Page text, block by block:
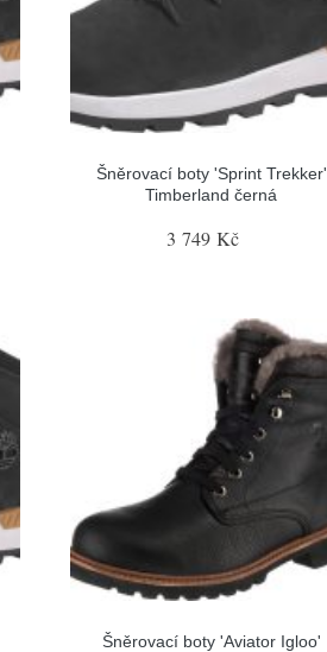
Šněrovací boty 'Sprint Trekker'
Timberland černá
3 749 Kč
Šněrovací boty 'Aviator Igloo'